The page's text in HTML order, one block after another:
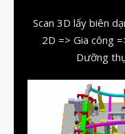
Scan 3D lấy biên
2D => Gia công
Dưỡng